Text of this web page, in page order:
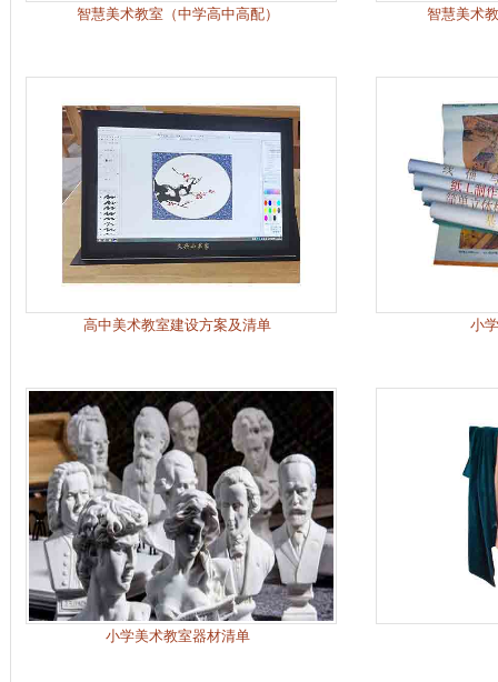
智慧美术教室（中学高中高配） 智慧美术
高中美术教室建设方案及清单 小
小学美术教室器材清单